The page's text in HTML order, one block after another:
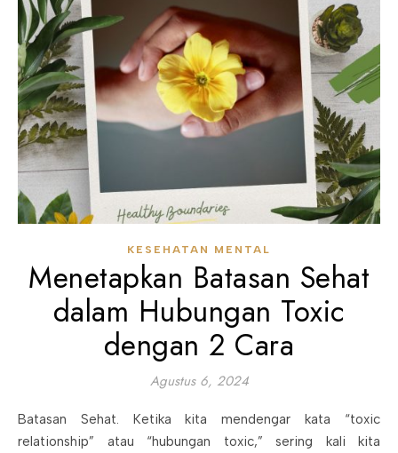
KESEHATAN MENTAL
Menetapkan Batasan Sehat
dalam Hubungan Toxic
dengan 2 Cara
Agustus 6, 2024
Batasan Sehat. Ketika kita mendengar kata “toxic
relationship” atau “hubungan toxic,” sering kali kita